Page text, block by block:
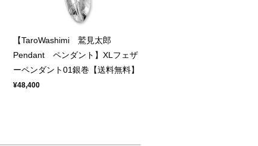
【TaroWashimi 鷲見太郎
Pendant ペンダント】XLフェザ
ーペンダント01銀巻【送料無料】
¥48,400